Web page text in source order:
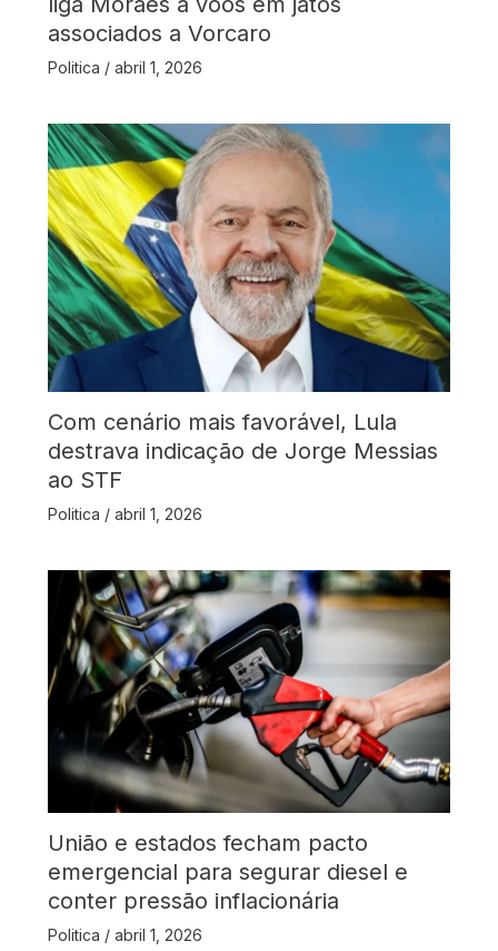
associados a Vorcaro
Politica / abril 1, 2026
Com cenário mais favorável, Lula
destrava indicação de Jorge Messias
ao STF
Politica / abril 1, 2026
União e estados fecham pacto
emergencial para segurar diesel e
conter pressão inflacionária
Politica / abril 1, 2026